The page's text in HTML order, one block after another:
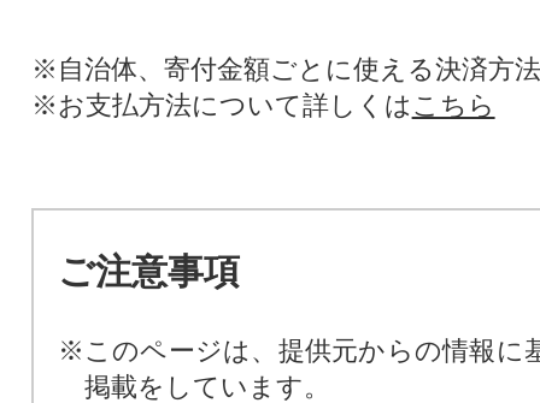
※自治体、寄付金額ごとに使える決済方
※お支払方法について詳しくは こちら
ご注意事項
※このページは、提供元からの情報に
掲載をしています。